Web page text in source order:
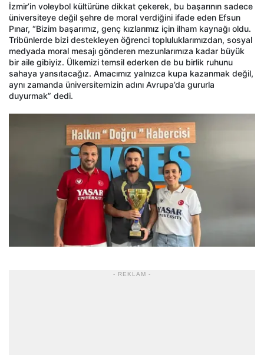
İzmir’in voleybol kültürüne dikkat çekerek, bu başarının sadece
üniversiteye değil şehre de moral verdiğini ifade eden Efsun
Pınar, “Bizim başarımız, genç kızlarımız için ilham kaynağı oldu.
Tribünlerde bizi destekleyen öğrenci topluluklarımızdan, sosyal
medyada moral mesajı gönderen mezunlarımıza kadar büyük
bir aile gibiyiz. Ülkemizi temsil ederken de bu birlik ruhunu
sahaya yansıtacağız. Amacımız yalnızca kupa kazanmak değil,
aynı zamanda üniversitemizin adını Avrupa’da gururla
duyurmak” dedi.
- REKLAM -